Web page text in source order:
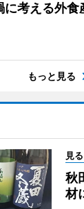
に考える外
もっと見る
見
秋
材